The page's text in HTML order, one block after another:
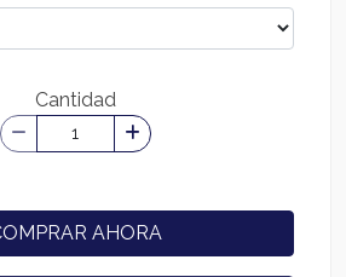
Cantidad
AHORA